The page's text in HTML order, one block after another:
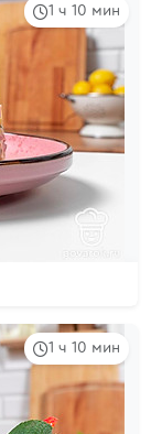
1 ч 10 мин
1 ч 10 мин